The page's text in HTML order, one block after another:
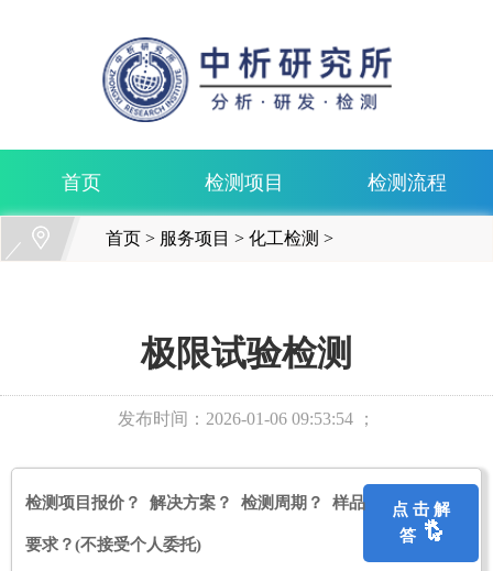
首页 检测项目 检测流程
首页 > 服务项目 > 化工检测 >
极限试验检测
发布时间： 2026-01-06 09:53:54 ；
检测项目报价？ 解决方案？ 检测周期？ 样品
要求？(不接受个人委托)
点 击 解
答